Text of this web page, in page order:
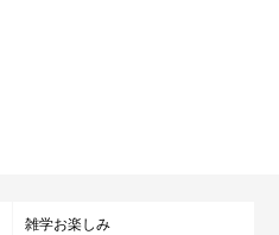
雑学お楽しみ